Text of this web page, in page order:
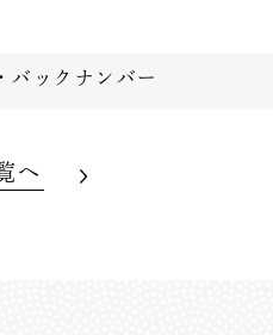
バックナンバー
へ